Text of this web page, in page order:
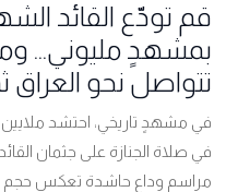
قم تودّع القائد
بمشهدٍ مليوني...
تتواصل نحو
في مشهدٍ تاريخي، احتشد
في صلاة الجنازة على جثمان
مراسم وداع حاشدة تعكس حجم